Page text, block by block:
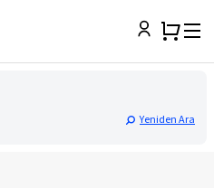
Yeniden Ara